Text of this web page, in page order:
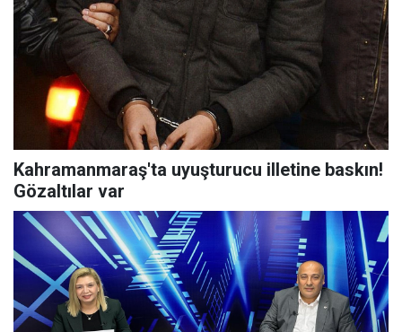
Kahramanmaraş'ta uyuşturucu illetine baskın!
Gözaltılar var